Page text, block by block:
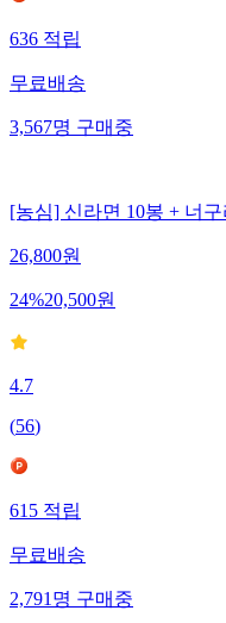
636적립
무료배송
3,567명구매중
[농심] 신라면 10봉 + 너
26,800원
24%20,500원
4.7
(56)
615적립
무료배송
2,791명구매중